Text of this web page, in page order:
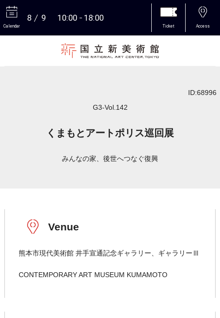
Calendar
8 9 10:00 18:00
Ticket Access
ID:68996
G3-Vol.142
くまもとアートポリス巡回展
みんなの家、後世へつなぐ復興
Venue
熊本市現代美術館 井手宣通記念ギャラリー、ギャラリーⅢ
CONTEMPORARY ART MUSEUM KUMAMOTO